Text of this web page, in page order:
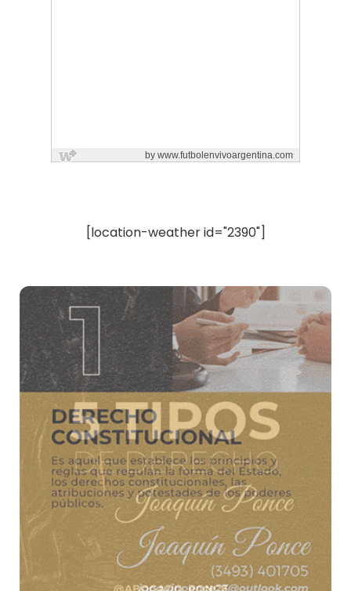
[location-weather id="2390"]